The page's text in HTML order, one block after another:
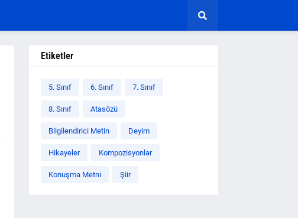
Etiketler
5. Sınıf 6. Sınıf 7. Sınıf
8. Sınıf Atasözü
Bilgilendirici Metin Deyim
Hikayeler Kompozisyonlar
Konuşma Metni Şiir